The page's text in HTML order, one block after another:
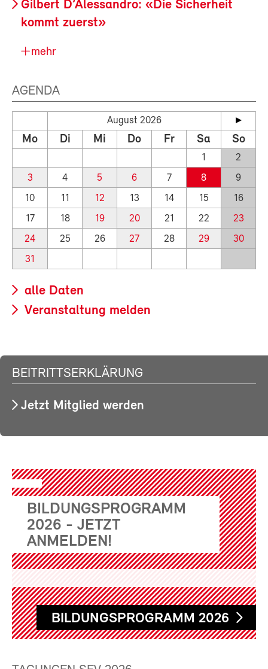
Gilbert D’Alessandro: «Die Sicherheit
kommt zuerst»
mehr
AGENDA
August 2026
Mo Di Mi Do Fr Sa So
1
2
3
4 5 6 7 8
9
10
11 12 13 14 15
16
17
18 19 20 21 22
23
24
25 26 27 28 29
30
31
alle Daten
Veranstaltung melden
BEITRITTSERKLÄRUNG
Jetzt Mitglied werden
BILDUNGSPROGRAMM
2026 - JETZT
ANMELDEN!
BILDUNGSPROGRAMM 2026